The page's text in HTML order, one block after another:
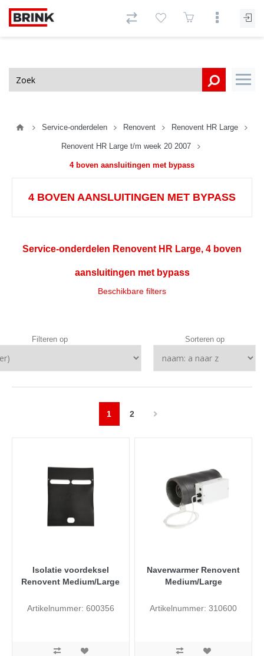
Service-onderdelen Renovent Renovent HR Large
Renovent HR Large t/m week 20 2007
4 boven aansluitingen met bypass
4 BOVEN AANSLUITINGEN MET BYPASS
Service-onderdelen Renovent HR Large, 4 boven
aansluitingen met bypass
Beschikbare filters
Filteren op Sorteren op
1 2
Isolatie voordeksel
Renovent Medium/Large
Artikelnummer: 600356
Naverwarmer Renovent
Medium/Large
Artikelnummer: 310600